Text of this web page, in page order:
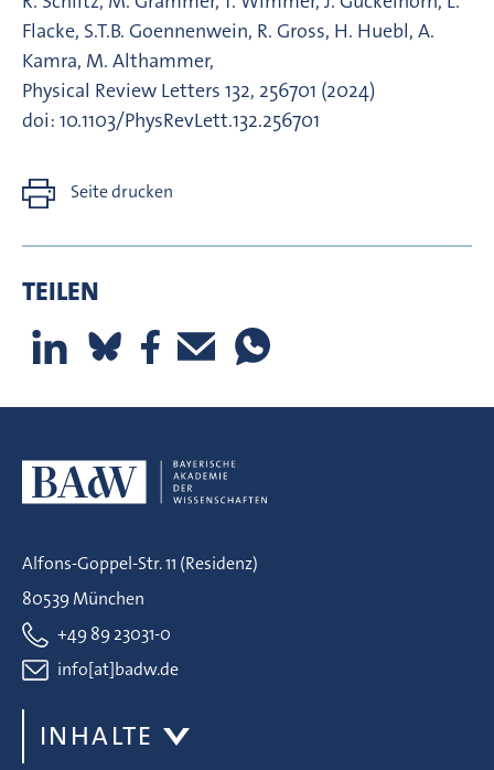
Flacke, S.T.B. Goennenwein, R. Gross, H. Huebl, A.
Kamra, M. Althammer,
Physical Review Letters 132, 256701 (2024)
doi: 10.1103/PhysRevLett.132.256701
Seite drucken
TEILEN
Alfons-Goppel-Str. 11 (Residenz)
80539 München
+49 89 23031-0
info[at]badw.de
INHALTE